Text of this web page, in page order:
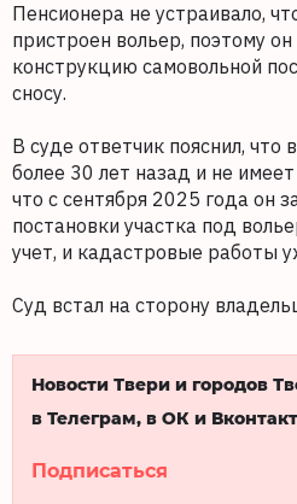
Пенсионера не устраивало,
пристроен вольер, поэтому
конструкцию самовольной
сносу.
В суде ответчик пояснил, что
более 30 лет назад и не
что с сентября 2025 года он
постановки участка под
учет, и кадастровые работы
Суд встал на сторону
Новости Твери и городов
в Телеграм, в ОК и
Подписаться